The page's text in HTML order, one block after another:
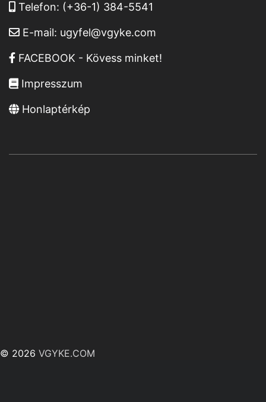
Telefon: (+36-1) 384-5541
E-mail: ugyfel@vgyke.com
FACEBOOK - Kövess minket!
Impresszum
Honlaptérkép
© 2026 VGYKE.COM